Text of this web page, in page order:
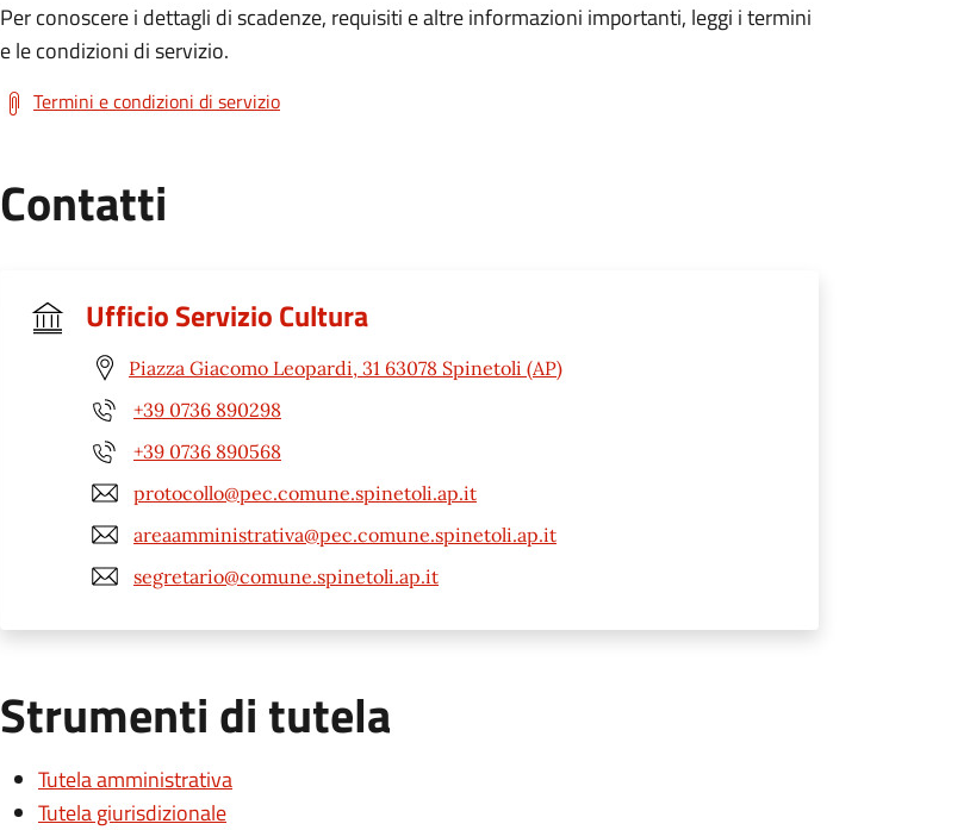
Per conoscere i dettagli di scadenze, requisiti e altre informazioni importanti, leggi i termini
e le condizioni di servizio.
Termini e condizioni di servizio
Contatti
Ufficio Servizio Cultura
Piazza Giacomo Leopardi, 31 63078 Spinetoli (AP)
+39 0736 890298
+39 0736 890568
protocollo@pec.comune.spinetoli.ap.it
areaamministrativa@pec.comune.spinetoli.ap.it
segretario@comune.spinetoli.ap.it
Strumenti di tutela
Tutela amministrativa
Tutela giurisdizionale